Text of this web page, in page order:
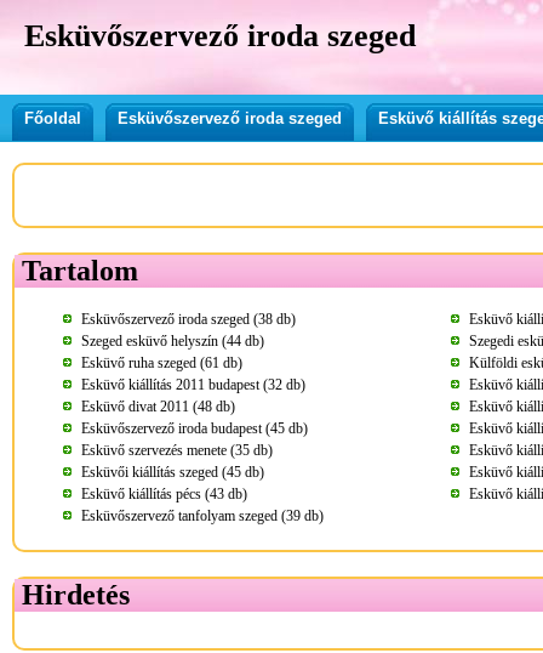
Esküvőszervező iroda szeged
Főoldal Esküvőszervező iroda szeged Esküvő kiállítás
Tartalom
Esküvőszervező iroda szeged (38 db)
Esküvő
Szeged esküvő helyszín (44 db)
Szegedi
Esküvő ruha szeged (61 db)
Külföldi
Esküvő kiállítás 2011 budapest (32 db)
Esküvő
Esküvő divat 2011 (48 db)
Esküvő
Esküvőszervező iroda budapest (45 db)
Esküvő
Esküvő szervezés menete (35 db)
Esküvő
Esküvői kiállítás szeged (45 db)
Esküvő
Esküvő kiállítás pécs (43 db)
Esküvő
Esküvőszervező tanfolyam szeged (39 db)
Hirdetés